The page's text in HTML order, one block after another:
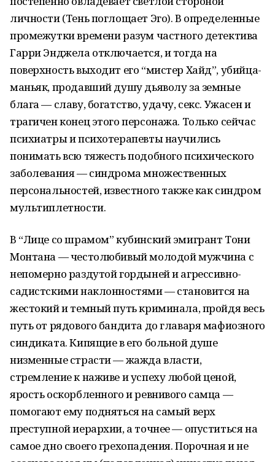
личности (Тень поглощает Эго). В определенные
промежутки времени разум частного детектива
Гарри Энджела отключается, и тогда на
поверхность выходит его “мистер Хайд”, убийца-
маньяк, продавший душу дьяволу за земные
блага — славу, богатство, удачу, секс. Ужасен и
трагичен конец этого персонажа. Только сейчас
психиатры и психотерапевты научились
понимать всю тяжесть подобного психического
заболевания — синдрома множественных
персональностей, известного также как синдром
мультиплетности.
В “Лице со шрамом” кубинский эмигрант Тони
Монтана — честолюбивый молодой мужчина с
непомерно раздутой гордыней и агрессивно-
садистскими наклонностями — становится на
жестокий и темный путь криминала, пройдя весь
путь от рядового бандита до главаря мафиозного
синдиката. Кипящие в его больной душе
низменные страсти — жажда власти,
стремление к наживе и успеху любой ценой,
ярость оскорбленного и ревнивого самца —
помогают ему подняться на самый верх
преступной иерархии, а точнее — опуститься на
самое дно своего грехопадения. Порочная и не